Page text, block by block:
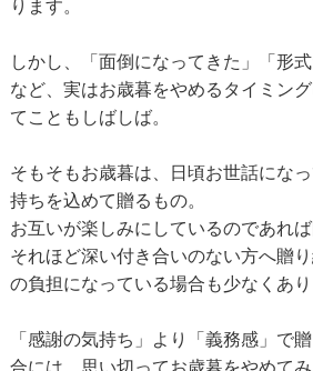
ります。
しかし、「面倒になってきた」「形
など、実はお歳暮をやめるタイミン
てこともしばしば。
そもそもお歳暮は、日頃お世話にな
持ちを込めて贈るもの。
お互いが楽しみにしているのであれば
それほど深い付き合いのない方へ贈
の負担になっている場合も少なくあり
「感謝の気持ち」より「義務感」で
合には、思い切ってお歳暮をやめて